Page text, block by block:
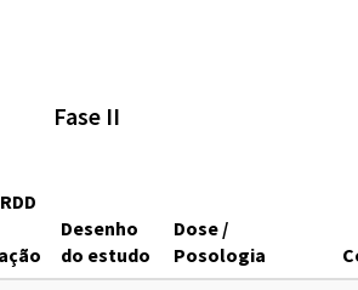
Fase II
Desenho
do estudo
Dose /
Posologia